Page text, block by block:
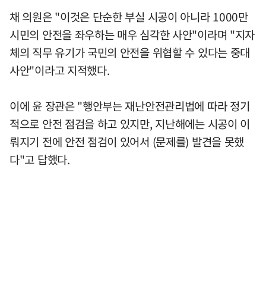
채 의원은 "이것은 단순한 부실 시공이 아니라 1000만
시민의 안전을 좌우하는 매우 심각한 사안"이라며 "지자
체의 직무 유기가 국민의 안전을 위협할 수 있다는 중대
사안"이라고 지적했다.
이에 윤 장관은 "행안부는 재난안전관리법에 따라 정기
적으로 안전 점검을 하고 있지만, 지난해에는 시공이 이
뤄지기 전에 안전 점검이 있어서 (문제를) 발견을 못했
다"고 답했다.